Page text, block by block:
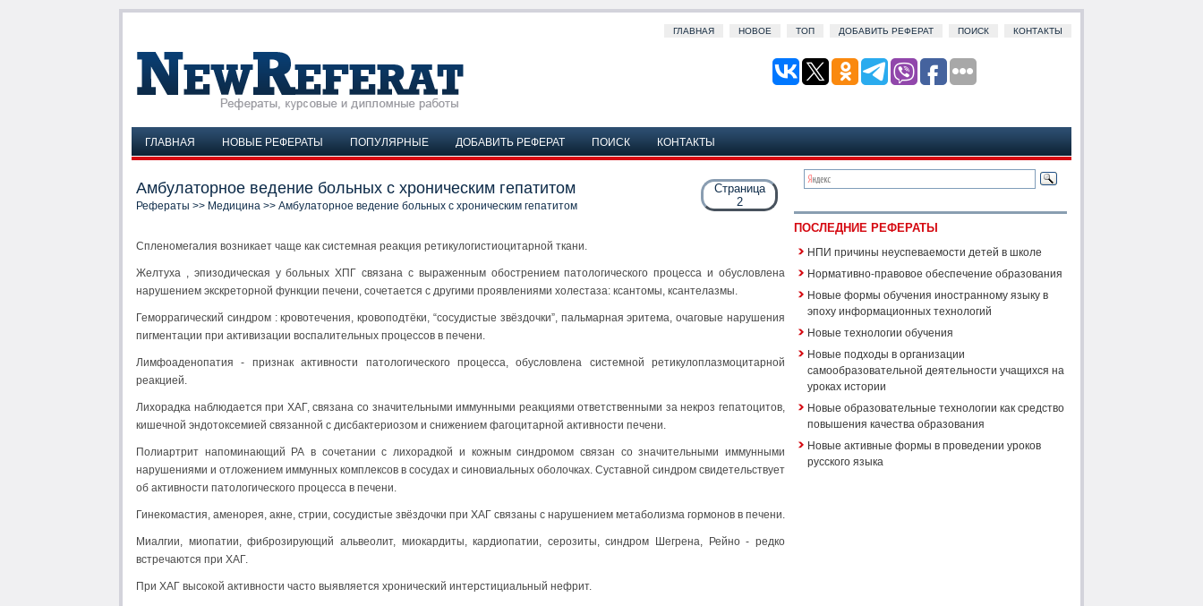
ГЛАВНАЯ НОВОЕ ТОП ДОБАВИТЬ РЕФЕРАТ ПОИСК КОНТАКТЫ
ГЛАВНАЯ НОВЫЕ РЕФЕРАТЫ ПОПУЛЯРНЫЕ ДОБАВИТЬ РЕФЕРАТ ПОИСК КОНТАКТЫ
Страница
2
Амбулаторное ведение больных с хроническим гепатитом
Рефераты >> Медицина >> Амбулаторное ведение больных с хроническим гепатитом
Спленомегалия возникает чаще как системная реакция ретикулогистиоцитарной ткани.
Желтуха , эпизодическая у больных ХПГ связана с выраженным обострением патологического процесса и обусловлена
нарушением экскреторной функции печени, сочетается с другими проявлениями холестаза: ксантомы, ксантелазмы.
Геморрагический синдром : кровотечения, кровоподтёки, “сосудистые звёздочки”, пальмарная эритема, очаговые нарушения
пигментации при активизации воспалительных процессов в печени.
Лимфоаденопатия - признак активности патологического процесса, обусловлена системной ретикулоплазмоцитарной
реакцией.
Лихорадка наблюдается при ХАГ, связана со значительными иммунными реакциями ответственными за некроз гепатоцитов,
кишечной эндотоксемией связанной с дисбактериозом и снижением фагоцитарной активности печени.
Полиартрит напоминающий РА в сочетании с лихорадкой и кожным синдромом связан со значительными иммунными
нарушениями и отложением иммунных комплексов в сосудах и синовиальных оболочках. Суставной синдром свидетельствует
об активности патологического процесса в печени.
Гинекомастия, аменорея, акне, стрии, сосудистые звёздочки при ХАГ связаны с нарушением метаболизма гормонов в печени.
Миалгии, миопатии, фиброзирующий альвеолит, миокардиты, кардиопатии, серозиты, синдром Шегрена, Рейно - редко
встречаются при ХАГ.
При ХАГ высокой активности часто выявляется хронический интерстициальный нефрит.
ПОСЛЕДНИЕ РЕФЕРАТЫ
НПИ причины неуспеваемости детей в школе
Нормативно-правовое обеспечение образования
Новые формы обучения иностранному языку в
эпоху информационных технологий
Новые технологии обучения
Новые подходы в организации
самообразовательной деятельности учащихся на
уроках истории
Новые образовательные технологии как средство
повышения качества образования
Новые активные формы в проведении уроков
русского языка